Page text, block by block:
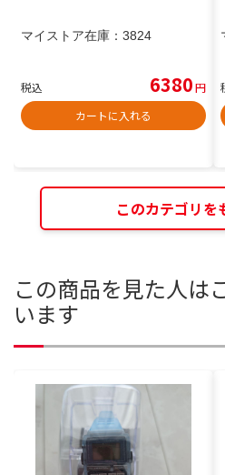
マイストア在庫： 3824
税込 6380円
カートに入れる
このカテゴリを
この商品を見た人は
います